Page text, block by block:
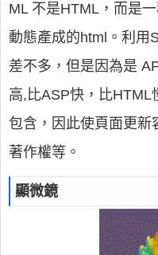
ML 不是HTML，而是
動態產成的html。利用
差不多，但是因為是
高,比ASP快，比
包含，因此使頁面更新
著作權等。
顯微鏡